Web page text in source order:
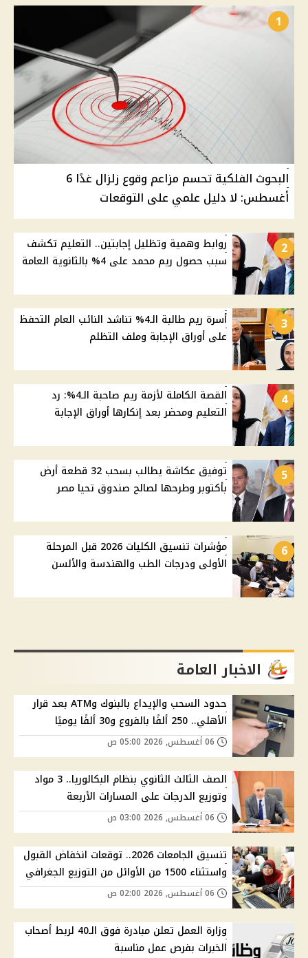
1
البحوث الفلكية تحسم مزاعم وقوع زلزال غدًا 6
أغسطس: لا دليل علمي على التوقعات
2
روابط وهمية وتظليل إجابتين.. التعليم تكشف
سبب حصول ريم محمد على 4% بالثانوية العامة
3
أسرة ريم طالبة الـ4% تناشد النائب العام التحفظ
على أوراق الإجابة وملف التظلم
4
القصة الكاملة لأزمة ريم صاحبة الـ4%: رد
التعليم ومحضر بعد إنكارها أوراق الإجابة
5
توفيق عكاشة يطالب بسحب 32 قطعة أرض
بأكتوبر وطرحها لصالح صندوق تحيا مصر
6
مؤشرات تنسيق الكليات 2026 قبل المرحلة
الأولى ودرجات الطب والهندسة والألسن
الاخبار العامة
حدود السحب والإيداع بالبنوك وATM بعد قرار
الأهلي.. 250 ألفًا بالفروع و30 ألفًا يوميًا
الصف الثالث الثانوي بنظام البكالوريا.. 3 مواد
وتوزيع الدرجات على المسارات الأربعة
تنسيق الجامعات 2026.. توقعات انخفاض القبول
واستثناء 1500 من الأوائل من التوزيع الجغرافي
وزارة العمل تعلن مبادرة فوق الـ40 لربط أصحاب
الخبرات بفرص عمل مناسبة